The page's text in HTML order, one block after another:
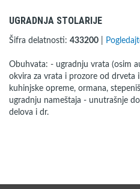
UGRADNJA STOLARIJE
Šifra delatnosti: 433200
Obuhvata: - ugradnju vrata (osim
okvira za vrata i prozore od drveta
kuhinjske opreme, ormana,
ugradnju nameštaja - unutrašnje
delova i dr.